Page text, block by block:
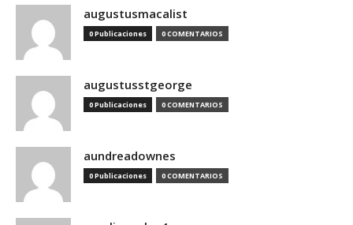
augustusmacalist
0 Publicaciones 0 COMENTARIOS
augustusstgeorge
0 Publicaciones 0 COMENTARIOS
aundreadownes
0 Publicaciones 0 COMENTARIOS